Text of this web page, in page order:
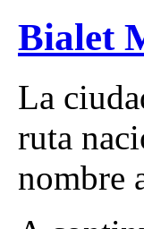
Bialet
La
ruta
nombre